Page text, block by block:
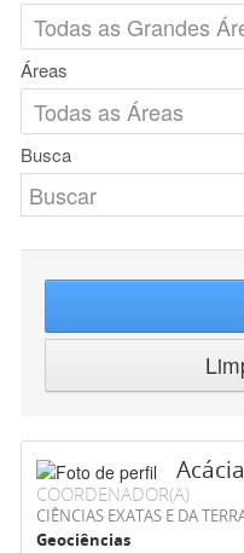
Áreas
Busca
COORDENADOR(A)
CIÊNCIAS EXATAS E DA
Geociências